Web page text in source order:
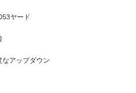
ヤード
なアップダウン